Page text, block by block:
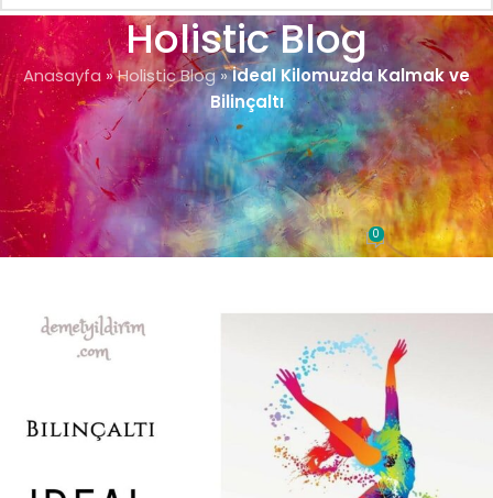
Holistic Blog
Anasayfa »Holistic Blog»İdeal Kilomuzda Kalmak ve
Bilinçaltı
GENEL
İdeal Kilomuzda Kalmak ve
Bilinçaltı
Demet YıldırımOn 10 Eylül 2021 0